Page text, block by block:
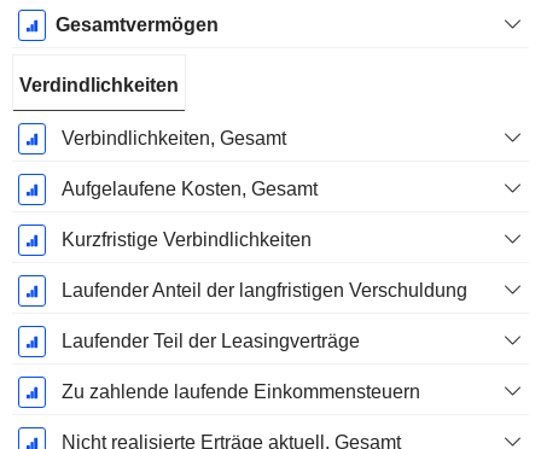
Gesamtvermögen
Verdindlichkeiten
Verbindlichkeiten, Gesamt
Aufgelaufene Kosten, Gesamt
Kurzfristige Verbindlichkeiten
Laufender Anteil der langfristigen Verschuldung
Laufender Teil der Leasingverträge
Zu zahlende laufende Einkommensteuern
Nicht realisierte Erträge aktuell, Gesamt